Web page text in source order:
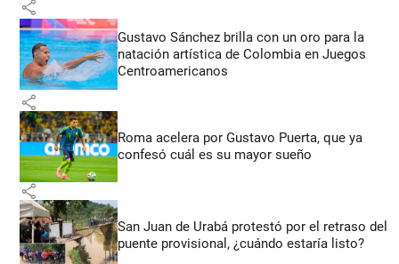
share
Gustavo Sánchez brilla con un oro para la
natación artística de Colombia en Juegos
Centroamericanos
share
Roma acelera por Gustavo Puerta, que ya
confesó cuál es su mayor sueño
share
San Juan de Urabá protestó por el retraso del
puente provisional, ¿cuándo estaría listo?